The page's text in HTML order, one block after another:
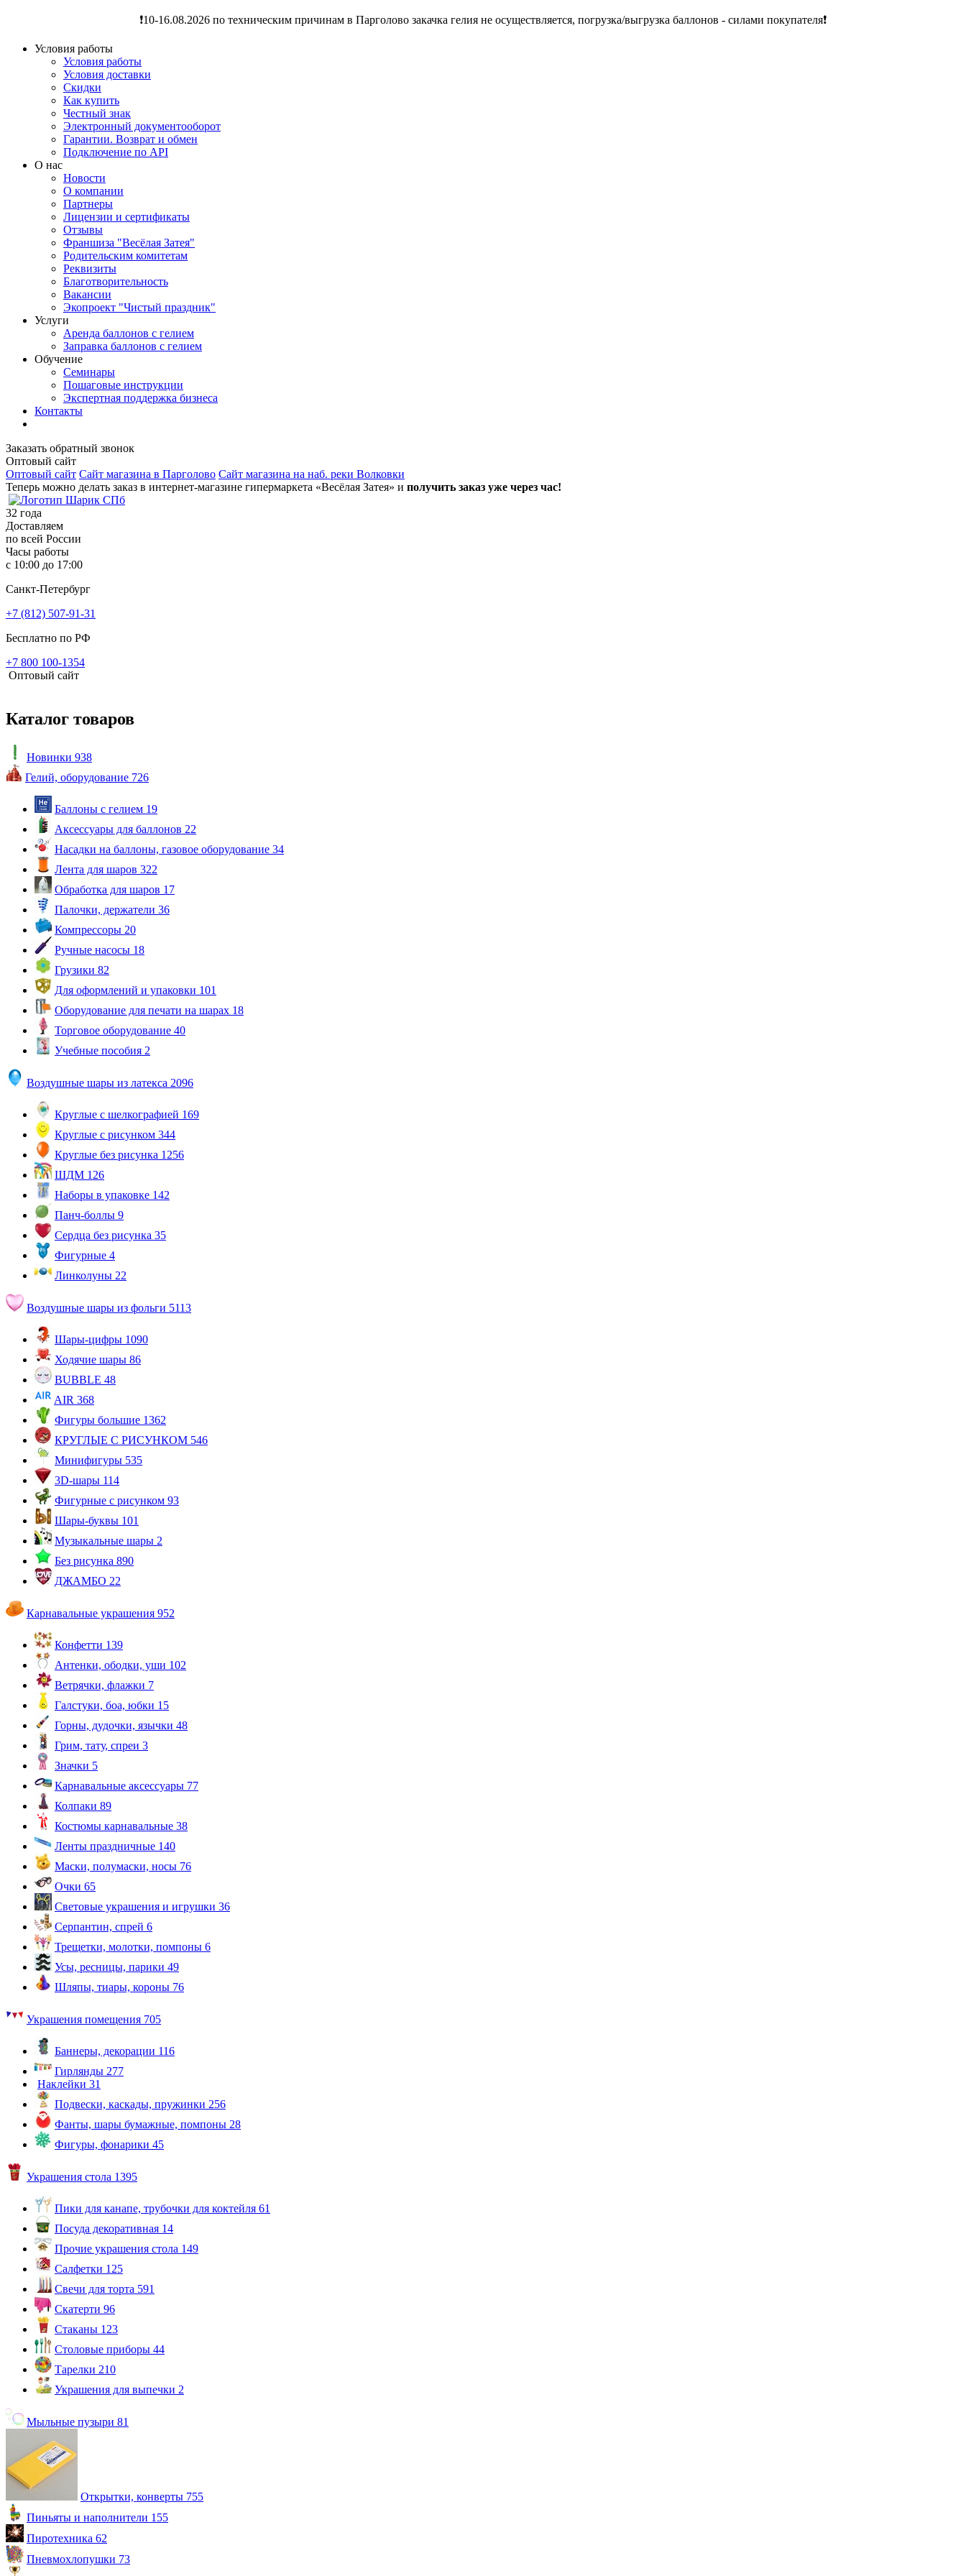
❗️10-16.08.2026 по техническим причинам в Парголово закачка гелия не осуществляется, погрузка/выгрузка баллонов - силами покупателя❗️
Условия работы
Условия работы
Условия доставки
Скидки
Как купить
Честный знак
Электронный документооборот
Гарантии. Возврат и обмен
Подключение по API
О нас
Новости
О компании
Партнеры
Лицензии и сертификаты
Отзывы
Франшиза "Весёлая Затея"
Родительским комитетам
Реквизиты
Благотворительность
Вакансии
Экопроект "Чистый праздник"
Услуги
Аренда баллонов с гелием
Заправка баллонов с гелием
Обучение
Семинары
Пошаговые инструкции
Экспертная поддержка бизнеса
Контакты
Заказать обратный звонок
Оптовый сайт
Оптовый сайт Сайт магазина в Парголово Сайт магазина на наб. реки Волковки
Теперь можно делать заказ в интернет-магазине гипермаркета «Весёлая Затея» и получить заказ уже через час!
32 года
Доставляем
по всей России
Часы работы
с 10:00 до 17:00
Санкт-Петербург
+7 (812) 507-91-31
Бесплатно по РФ
+7 800 100-1354
Оптовый сайт
Каталог товаров
Новинки 938
Гелий, оборудование 726
Баллоны с гелием 19
Аксессуары для баллонов 22
Насадки на баллоны, газовое оборудование 34
Лента для шаров 322
Обработка для шаров 17
Палочки, держатели 36
Компрессоры 20
Ручные насосы 18
Грузики 82
Для оформлений и упаковки 101
Оборудование для печати на шарах 18
Торговое оборудование 40
Учебные пособия 2
Воздушные шары из латекса 2096
Круглые с шелкографией 169
Круглые с рисунком 344
Круглые без рисунка 1256
ШДМ 126
Наборы в упаковке 142
Панч-боллы 9
Сердца без рисунка 35
Фигурные 4
Линколуны 22
Воздушные шары из фольги 5113
Шары-цифры 1090
Ходячие шары 86
BUBBLE 48
AIR 368
Фигуры большие 1362
КРУГЛЫЕ С РИСУНКОМ 546
Минифигуры 535
3D-шары 114
Фигурные с рисунком 93
Шары-буквы 101
Музыкальные шары 2
Без рисунка 890
ДЖАМБО 22
Карнавальные украшения 952
Конфетти 139
Антенки, ободки, уши 102
Ветрячки, флажки 7
Галстуки, боа, юбки 15
Горны, дудочки, язычки 48
Грим, тату, спреи 3
Значки 5
Карнавальные аксессуары 77
Колпаки 89
Костюмы карнавальные 38
Ленты праздничные 140
Маски, полумаски, носы 76
Очки 65
Световые украшения и игрушки 36
Серпантин, спрей 6
Трещетки, молотки, помпоны 6
Усы, ресницы, парики 49
Шляпы, тиары, короны 76
Украшения помещения 705
Баннеры, декорации 116
Гирлянды 277
Наклейки 31
Подвески, каскады, пружинки 256
Фанты, шары бумажные, помпоны 28
Фигуры, фонарики 45
Украшения стола 1395
Пики для канапе, трубочки для коктейля 61
Посуда декоративная 14
Прочие украшения стола 149
Салфетки 125
Свечи для торта 591
Скатерти 96
Стаканы 123
Столовые приборы 44
Тарелки 210
Украшения для выпечки 2
Мыльные пузыри 81
Открытки, конверты 755
Пиньяты и наполнители 155
Пиротехника 62
Пневмохлопушки 73